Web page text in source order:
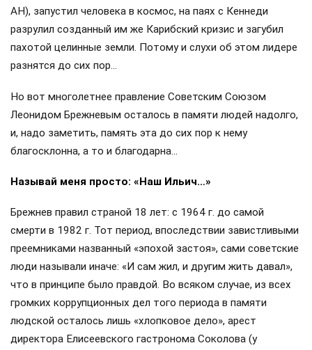
АН), запустил человека в космос, на паях с Кеннеди
разрулил созданный им же Карибский кризис и загубил
пахотой целинные земли. Потому и слухи об этом лидере
разнятся до сих пор…
Но вот многолетнее правление Советским Союзом
Леонидом Брежневым осталось в памяти людей надолго,
и, надо заметить, память эта до сих пор к нему
благосклонна, а то и благодарна…
Называй меня просто: «Наш Ильич…»
Брежнев правил страной 18 лет: с 1964 г. до самой
смерти в 1982 г. Тот период, впоследствии завистливыми
преемниками названный «эпохой застоя», сами советские
люди называли иначе: «И сам жил, и другим жить давал»,
что в принципе было правдой. Во всяком случае, из всех
громких коррупционных дел того периода в памяти
людской осталось лишь «хлопковое дело», арест
директора Елисеевского гастронома Соколова (у